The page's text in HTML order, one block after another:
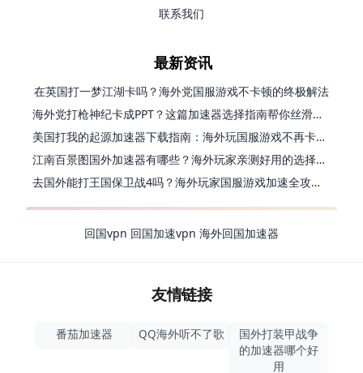
联系我们
最新资讯
在英国打一梦江湖卡吗？海外党国服游戏不卡顿的终极解法
海外党打枪神纪卡成PPT？这篇加速器选择指南帮你丝滑上分
美国打我的起源加速器下载指南：海外玩国服游戏不再卡的终极方案
江南百景图国外加速器有哪些？海外玩家亲测好用的选择与避坑指南
去国外能打王国保卫战4吗？海外玩家国服游戏加速全攻略（附公主连结幻想江湖实测）
回国vpn 回国加速vpn 海外回国加速器
友情链接
番茄加速器 QQ海外听不了歌
国外打装甲战争
的加速器哪个好
用